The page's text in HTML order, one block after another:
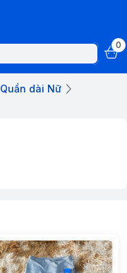
0
Quần dài Nữ